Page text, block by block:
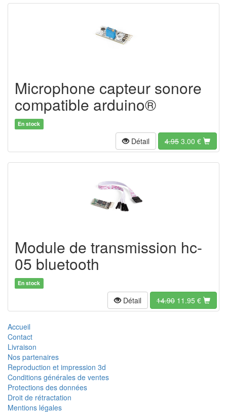
Microphone capteur sonore
compatible arduino®
En stock
Détail 4.95 3.00 €
Module de transmission hc-
05 bluetooth
En stock
Détail 14.90 11.95 €
Accueil
Contact
Livraison
Nos partenaires
Reproduction et impression 3d
Conditions générales de ventes
Protections des données
Droit de rétractation
Mentions légales